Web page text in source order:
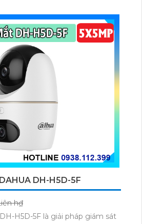
DH-H5D-5F
h₫
H5D-5F là giải pháp giám sát